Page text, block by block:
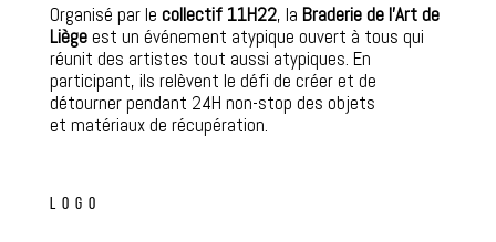
Organisé par le collectif 11H22, la Braderie de l’Art de
Liègeest un événement atypique ouvert à tous qui
réunit des artistes tout aussi atypiques. En
participant, ils relèvent le défi de créer et de
détourner pendant 24H non-stop des objets
et matériaux de récupération.
LOGO